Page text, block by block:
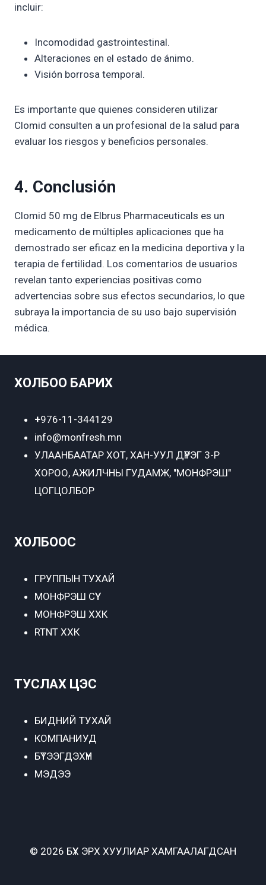
incluir:
Incomodidad gastrointestinal.
Alteraciones en el estado de ánimo.
Visión borrosa temporal.
Es importante que quienes consideren utilizar
Clomid consulten a un profesional de la salud para
evaluar los riesgos y beneficios personales.
4. Conclusión
Clomid 50 mg de Elbrus Pharmaceuticals es un
medicamento de múltiples aplicaciones que ha
demostrado ser eficaz en la medicina deportiva y la
terapia de fertilidad. Los comentarios de usuarios
revelan tanto experiencias positivas como
advertencias sobre sus efectos secundarios, lo que
subraya la importancia de su uso bajo supervisión
médica.
ХОЛБОО БАРИХ
+976-11-344129
info@monfresh.mn
УЛААНБААТАР ХОТ, ХАН-УУЛ ДҮҮРЭГ 3-Р
ХОРОО, АЖИЛЧНЫ ГУДАМЖ, "МОНФРЭШ"
ЦОГЦОЛБОР
ХОЛБООС
ГРУППЫН ТУХАЙ
МОНФРЭШ СҮҮ
МОНФРЭШ ХХК
RTNT ХХК
ТУСЛАХ ЦЭС
БИДНИЙ ТУХАЙ
КОМПАНИУД
БҮТЭЭГДЭХҮҮН
МЭДЭЭ
© 2026 БҮХ ЭРХ ХУУЛИАР ХАМГААЛАГДСАН